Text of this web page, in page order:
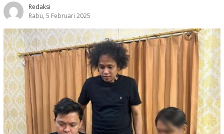
Redaksi
Rabu, 5 Februari 2025